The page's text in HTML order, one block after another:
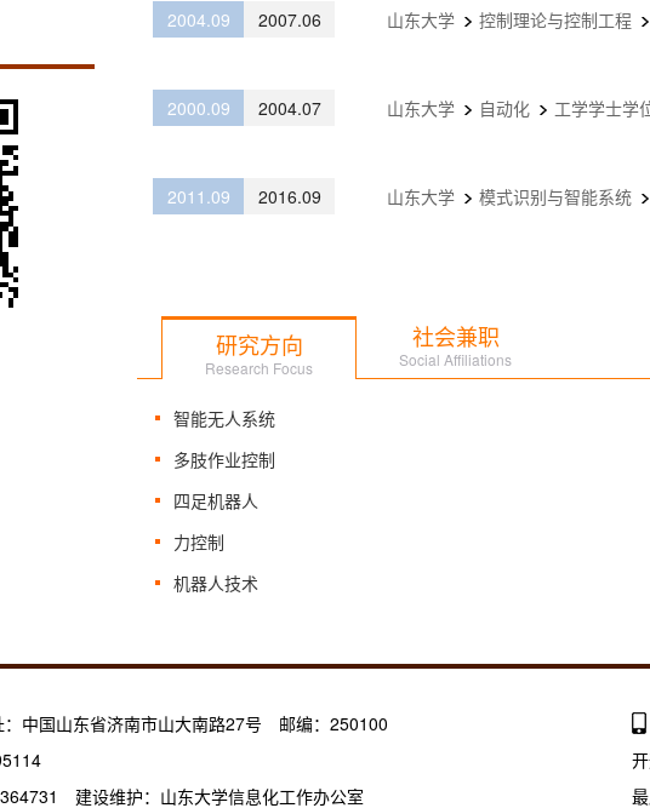
2004.09 2007.06 山东大学 控制理论与控制工程
2000.09 2004.07 山东大学 自动化 工学学士学
2011.09 2016.09 山东大学 模式识别与智能系统
研究方向
Research Focus
社会兼职
Social Affiliations
智能无人系统
多肢作业控制
四足机器人
力控制
机器人技术
中国山东省济南市山大南路27号 邮编：250100
建设维护：山东大学信息化工作办公室